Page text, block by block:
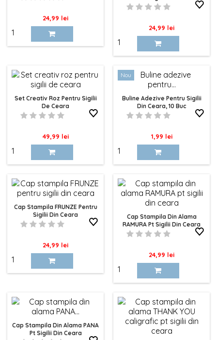
Pret
24,99 lei
Pret
24,99 lei
Set Creativ Roz Pentru Sigilii
De Ceara
Pret
49,99 lei
Nou
Buline Adezive Pentru Sigilii
Din Ceara, 10 Buc
Pret
1,99 lei
Cap Stampila FRUNZE Pentru
Sigilii Din Ceara
Pret
24,99 lei
Cap Stampila Din Alama
RAMURA Pt Sigilii Din Ceara
Pret
24,99 lei
Cap Stampila Din Alama PANA
Pt Sigilii Din Ceara